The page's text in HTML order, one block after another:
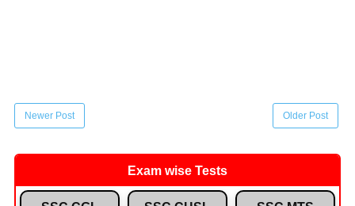
Newer Post Older Post
Exam wise Tests